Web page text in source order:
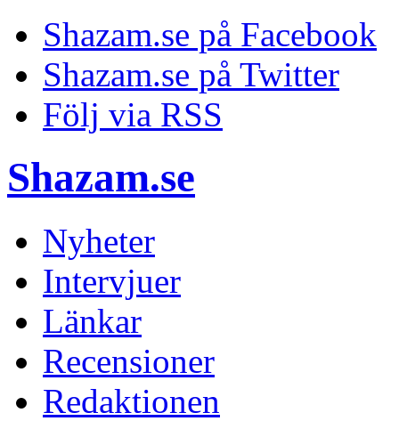
Shazam.se på Facebook
Shazam.se på Twitter
Följ via RSS
Shazam.se
Nyheter
Intervjuer
Länkar
Recensioner
Redaktionen